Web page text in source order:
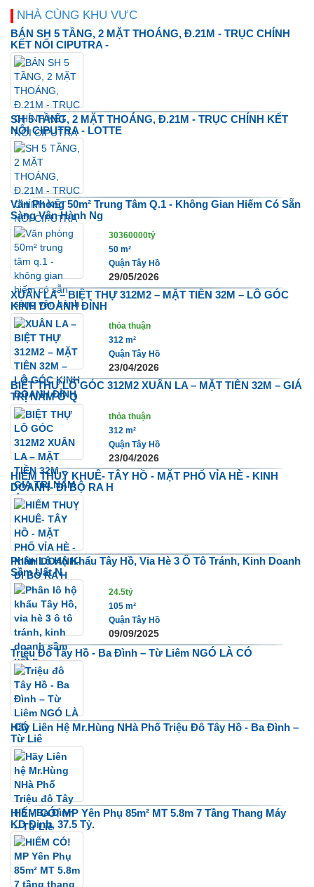
NHÀ CÙNG KHU VỰC
BÁN SH 5 TẦNG, 2 MẶT THOÁNG, Đ.21M - TRỤC CHÍNH
KẾT NỐI CIPUTRA -
SH 5 TẦNG, 2 MẶT THOÁNG, Đ.21M - TRỤC CHÍNH KẾT
NỐI CIPUTRA - LOTTE
Văn Phòng 50m² Trung Tâm Q.1 - Không Gian Hiếm Có Sẵn
Sàng Vận Hành Ng
30360000tỷ
50 m²
Quận Tây Hồ
29/05/2026
XUÂN LA – BIỆT THỰ 312M2 – MẶT TIỀN 32M – LÔ GÓC
KINH DOANH ĐỈNH
thỏa thuận
312 m²
Quận Tây Hồ
23/04/2026
BIỆT THỰ LÔ GÓC 312M2 XUÂN LA – MẶT TIỀN 32M – GIÁ
TRỊ NẰM Ở Q
thỏa thuận
312 m²
Quận Tây Hồ
23/04/2026
HIẾM THUỴ KHUÊ- TÂY HỒ - MẶT PHỐ VỈA HÈ - KINH
DOANH- ĐI BỘ RA H
Phân Lô Hộ Khẩu Tây Hồ, Vỉa Hè 3 Ô Tô Tránh, Kinh Doanh
Sầm Uất N
24.5tỷ
105 m²
Quận Tây Hồ
09/09/2025
Triệu Đô Tây Hồ - Ba Đình – Từ Liêm NGÓ LÀ CÓ
Hãy Liên Hệ Mr.Hùng NHà Phố Triệu Đô Tây Hồ - Ba Đình –
Từ Liê
HIẾM CÓ! MP Yên Phụ 85m² MT 5.8m 7 Tầng Thang Máy
KD Đỉnh, 37.5 Tỷ.